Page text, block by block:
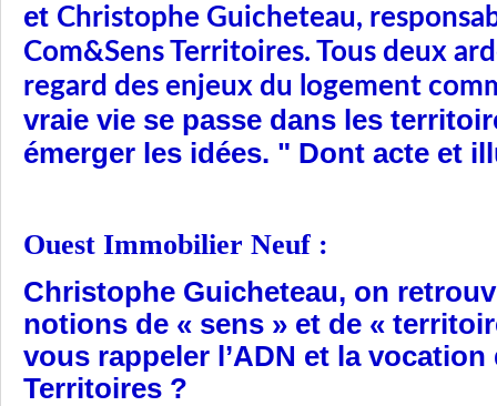
et Christophe Guicheteau,
Com&Sens Territoires. Tous deux
regard des enjeux du logement
vraie vie se passe dans les
émerger les idées. " Dont acte et
Ouest Immobilier Neuf :
Christophe Guicheteau, on
notions de « sens » et de «
vous rappeler l’ADN et la vocation
Territoires ?